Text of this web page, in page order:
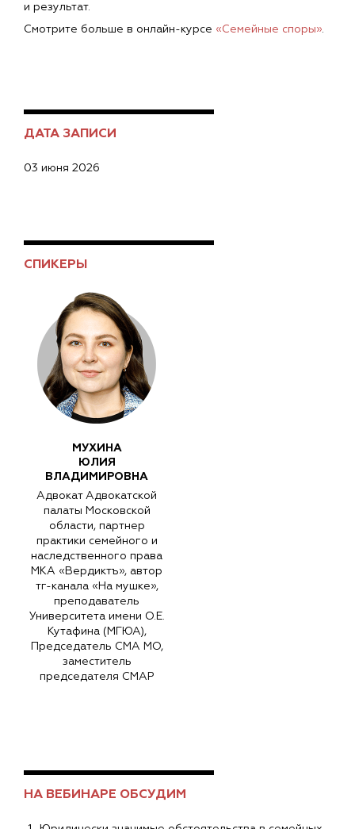
и результат.
Смотрите больше в онлайн-курсе «Семейные споры».
ДАТА ЗАПИСИ
03 июня 2026
СПИКЕРЫ
МУХИНА
ЮЛИЯ
ВЛАДИМИРОВНА
Адвокат Адвокатской
палаты Московской
области, партнер
практики семейного и
наследственного права
МКА «Вердиктъ», автор
тг-канала «На мушке»,
преподаватель
Университета имени О.Е.
Кутафина (МГЮА),
Председатель СМА МО,
заместитель
председателя СМАР
НА ВЕБИНАРЕ ОБСУДИМ